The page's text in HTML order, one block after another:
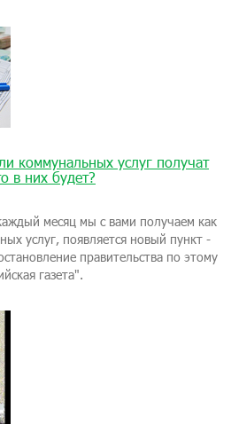
коммунальных услуг получат
в них будет?
месяц мы с вами получаем как
услуг, появляется новый пункт -
правительства по этому
газета".